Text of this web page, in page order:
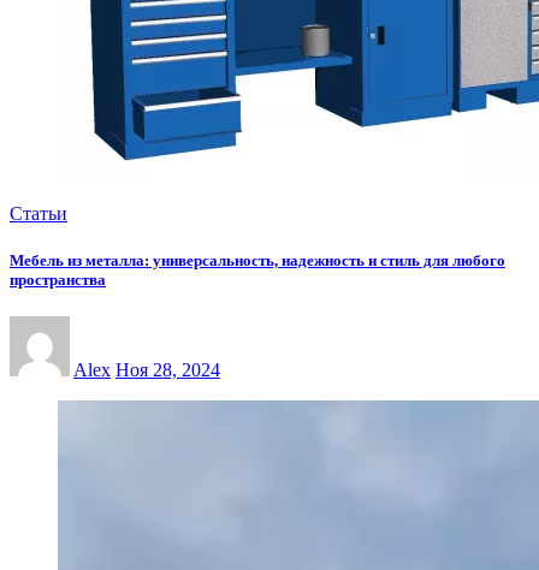
Статьи
Мебель из металла: универсальность, надежность и стиль для любого
пространства
Alex Ноя 28, 2024